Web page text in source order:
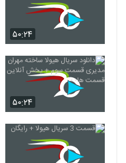
۵۰:۲۴
۵۰:۲۴